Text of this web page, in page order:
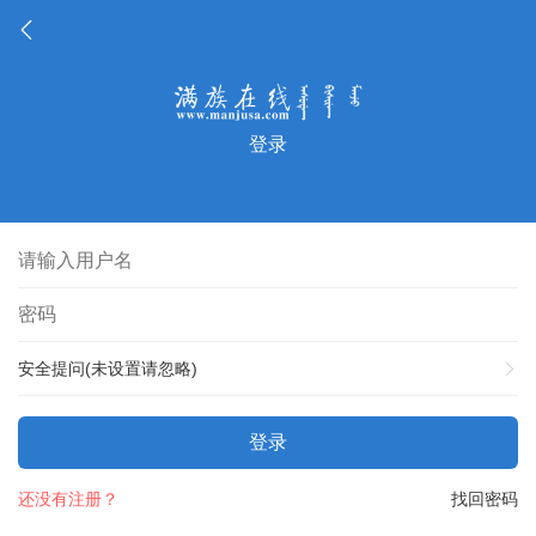
登录
安全提问(未设置请忽略)
登录
找回密码
还没有注册？